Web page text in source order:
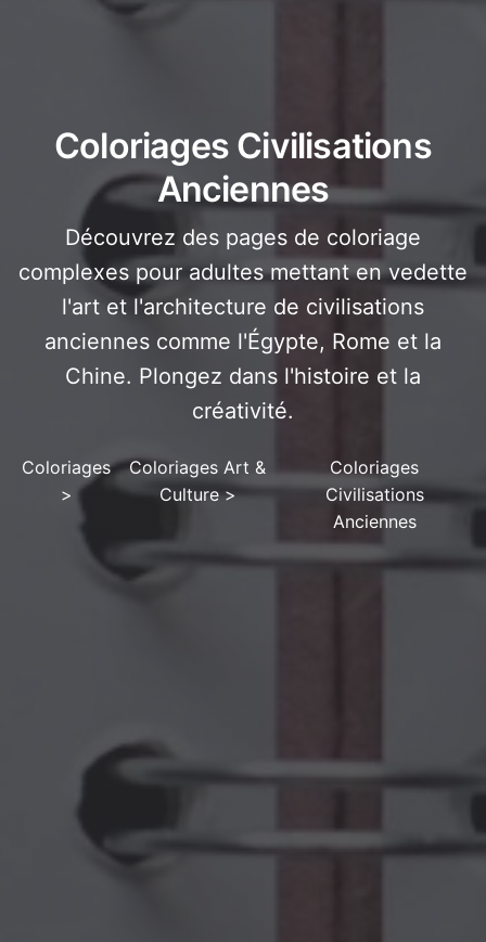
Coloriages Civilisations
Anciennes
Découvrez des pages de coloriage
complexes pour adultes mettant en vedette
l'art et l'architecture de civilisations
anciennes comme l'Égypte, Rome et la
Chine. Plongez dans l'histoire et la
créativité.
Coloriages
>
Coloriages Art &
Culture>
Coloriages
Civilisations
Anciennes